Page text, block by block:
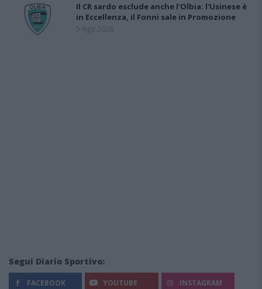
Il CR sardo esclude anche l'Olbia: l'Usinese è
in Eccellenza, il Fonni sale in Promozione
5 Ago 2026
Segui Diario Sportivo:
FACEBOOK YOUTUBE INSTAGRAM